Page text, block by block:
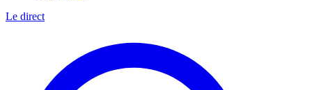
Le direct